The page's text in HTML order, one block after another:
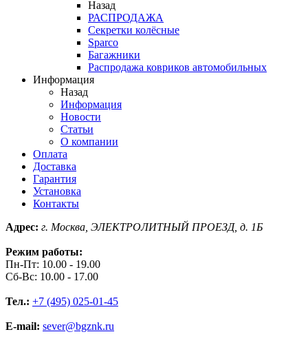
Назад
РАСПРОДАЖА
Секретки колёсные
Sparco
Багажники
Распродажа ковриков автомобильных
Информация
Назад
Информация
Новости
Статьи
О компании
Оплата
Доставка
Гарантия
Установка
Контакты
Адрес: г. Москва, ЭЛЕКТРОЛИТНЫЙ ПРОЕЗД, д. 1Б
Режим работы:
Пн-Пт: 10.00 - 19.00
Сб-Вс: 10.00 - 17.00
Тел.: +7 (495) 025-01-45
E-mail: sever@bgznk.ru